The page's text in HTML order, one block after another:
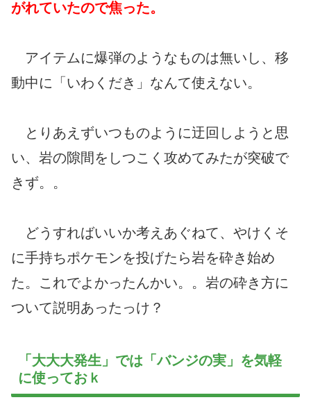
がれていたので焦った。
アイテムに爆弾のようなものは無いし、移
動中に「いわくだき」なんて使えない。
とりあえずいつものように迂回しようと思
い、岩の隙間をしつこく攻めてみたが突破で
きず。。
どうすればいいか考えあぐねて、やけくそ
に手持ちポケモンを投げたら岩を砕き始め
た。これでよかったんかい。。岩の砕き方に
ついて説明あったっけ？
「大大大発生」では「バンジの実」を気軽
に使っておｋ